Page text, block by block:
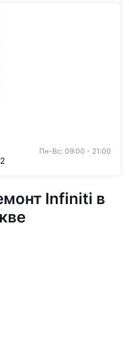
Пн-Вс: 09:00 - 21:00
Infiniti в